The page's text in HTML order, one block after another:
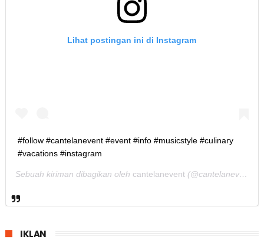
Lihat postingan ini di Instagram
#follow #cantelanevent #event #info #musicstyle #culinary
#vacations #instagram
Sebuah kiriman dibagikan oleh cantelanevent(@cantelanevent) pada
IKLAN